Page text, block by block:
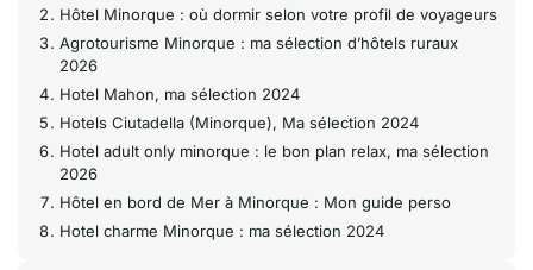
Hôtel Minorque : où dormir selon votre profil de voyageurs
Agrotourisme Minorque : ma sélection d’hôtels ruraux
2026
Hotel Mahon, ma sélection 2024
Hotels Ciutadella (Minorque), Ma sélection 2024
Hotel adult only minorque : le bon plan relax, ma sélection
2026
Hôtel en bord de Mer à Minorque : Mon guide perso
Hotel charme Minorque : ma sélection 2024